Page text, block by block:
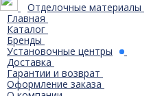
Отделочные материалы
Главная
Каталог
Бренды
Установочные центры
Доставка
Гарантии и возврат
Оформление заказа